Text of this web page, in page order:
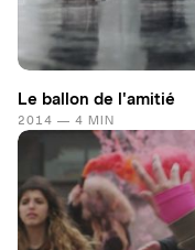
Le ballon de l'amitié
2014 — 4 MIN